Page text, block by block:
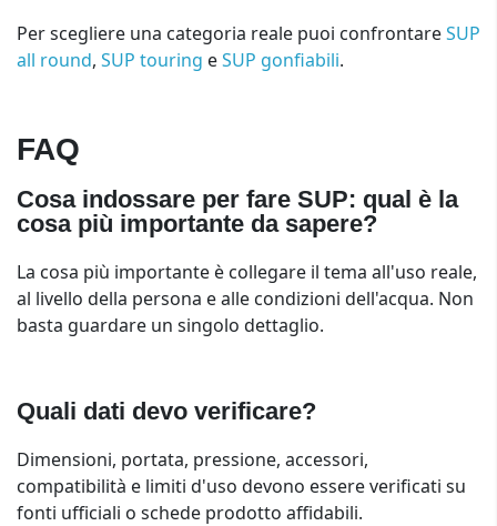
Per scegliere una categoria reale puoi confrontareSUP
all round, SUP touring eSUP gonfiabili.
FAQ
Cosa indossare per fare SUP: qual è la
cosa più importante da sapere?
La cosa più importante è collegare il tema all'uso reale,
al livello della persona e alle condizioni dell'acqua. Non
basta guardare un singolo dettaglio.
Quali dati devo verificare?
Dimensioni, portata, pressione, accessori,
compatibilità e limiti d'uso devono essere verificati su
fonti ufficiali o schede prodotto affidabili.